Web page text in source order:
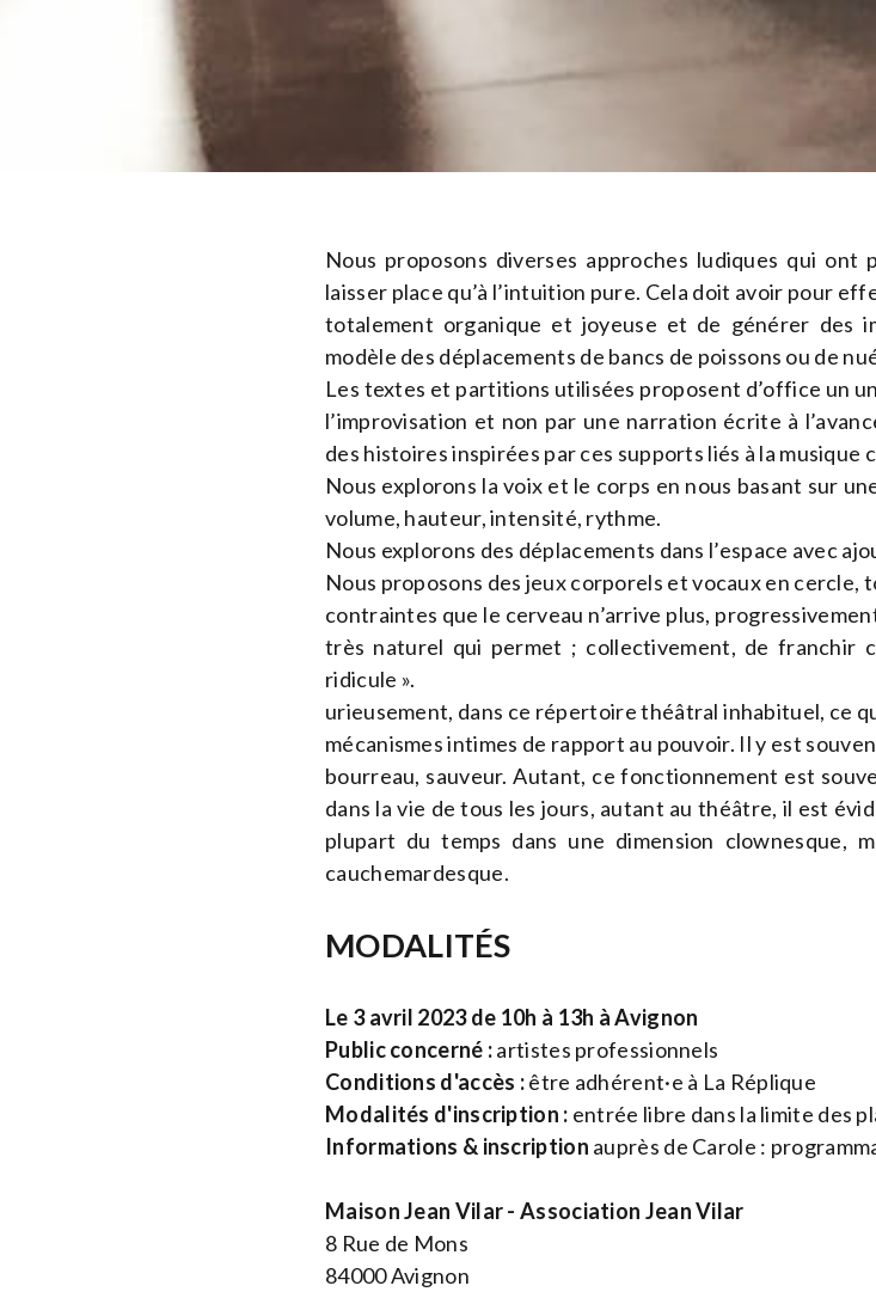
Nous proposons diverses approches ludiques qui
laisser place qu’à l’intuition pure. Cela doit avoir pour
totalement organique et joyeuse et de générer des
modèle des déplacements de bancs de poissons ou de
Les textes et partitions utilisées proposent d’office un
l’improvisation et non par une narration écrite à
des histoires inspirées par ces supports liés à la musique
Nous explorons la voix et le corps en nous basant sur
volume, hauteur, intensité, rythme.
Nous explorons des déplacements dans l’espace avec
Nous proposons des jeux corporels et vocaux en cercle,
contraintes que le cerveau n’arrive plus,
très naturel qui permet ; collectivement, de franchir
ridicule ».
urieusement, dans ce répertoire théâtral inhabituel, ce
mécanismes intimes de rapport au pouvoir. Il y est
bourreau, sauveur. Autant, ce fonctionnement est
dans la vie de tous les jours, autant au théâtre, il est
plupart du temps dans une dimension clownesque,
cauchemardesque.
MODALITÉS
Le 3 avril 2023 de 10h à 13h à Avignon
Public concerné :artistes professionnels
Conditions d'accès :être adhérent·e à La Réplique
Modalités d'inscription : entrée libre dans la limite des
Informations & inscription auprès de Carole :
Maison Jean Vilar - Association Jean Vilar
8 Rue de Mons
84000 Avignon